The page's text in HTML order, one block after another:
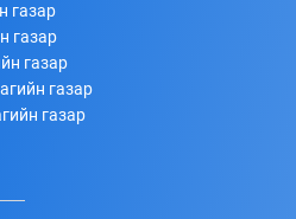
газар
газар
газар
газар
газар